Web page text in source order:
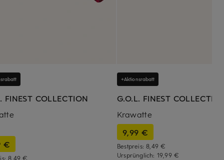
FINEST COLLECTION
€
8,49 €
+Aktionsrabatt
G.O.L. FINEST
Krawatte
9,99 €
Bestpreis:8,49 €
Ursprünglich: 19,99 €